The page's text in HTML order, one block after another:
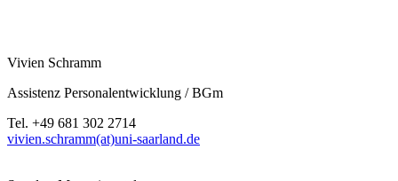
Vivien Schramm
Assistenz Personalentwicklung / BGm
Tel. +49 681 302 2714
vivien.schramm(at)uni-saarland.de